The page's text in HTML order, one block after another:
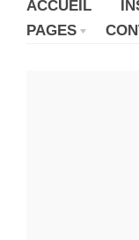
ACCUEIL
PAGES